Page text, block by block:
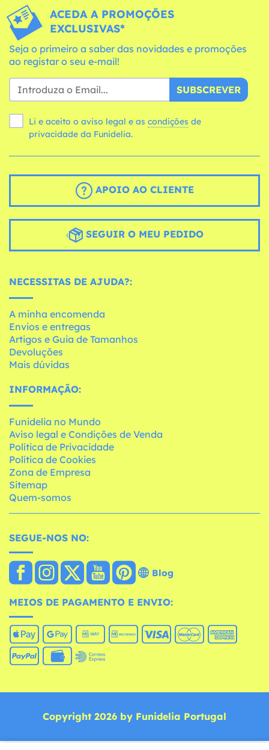
ACEDA A PROMOÇÕES
EXCLUSIVAS*
Seja o primeiro a saber das novidades e promoções
ao registar o seu e-mail!
SUBSCREVER
Li e aceito o aviso legal e as condições
privacidade da Funidelia.
APOIO AO CLIENTE
SEGUIR O MEU PEDIDO
NECESSITAS DE AJUDA?:
A minha encomenda
Envios e entregas
Artigos e Guia de Tamanhos
Devoluções
Mais dúvidas
INFORMAÇÃO:
Funidelia no Mundo
Aviso legal e Condições de Venda
Política de Privacidade
Política de Cookies
Zona de Empresa
Sitemap
Quem-somos
SEGUE-NOS NO:
Blog
MEIOS DE PAGAMENTO E ENVIO:
Copyright 2026 by Funidelia Portugal